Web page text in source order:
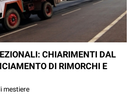
CHIARIMENTI DAL
DI RIMORCHI E
mestiere